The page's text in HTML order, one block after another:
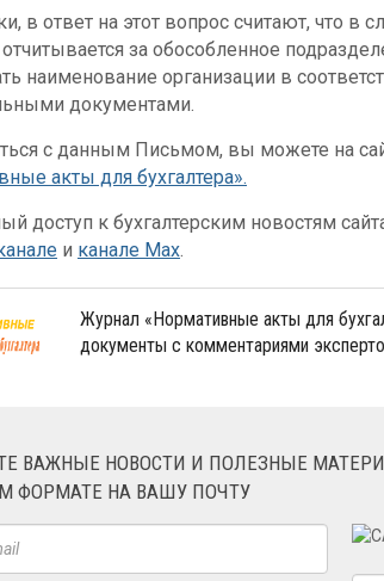
в ответ на этот вопрос считают, что в
за обособленное
наименование организации в
документами.
с данным Письмом, вы можете на
акты для бухгалтера».
доступ к бухгалтерским новостям
и канале Max.
Журнал «Нормативные акты для
документы с комментариями
ВАЖНЫЕ НОВОСТИ И ПОЛЕЗНЫЕ
ФОРМАТЕ НА ВАШУ ПОЧТУ